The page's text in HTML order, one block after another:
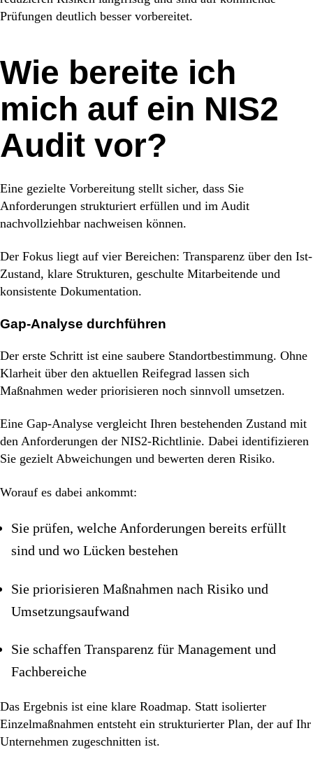
Prüfungen deutlich besser vorbereitet.
Wie bereite ich
mich auf ein NIS2
Audit vor?
Eine gezielte Vorbereitung stellt sicher, dass Sie
Anforderungen strukturiert erfüllen und im Audit
nachvollziehbar nachweisen können.
Der Fokus liegt auf vier Bereichen: Transparenz über den Ist-
Zustand, klare Strukturen, geschulte Mitarbeitende und
konsistente Dokumentation.
Gap-Analyse durchführen
Der erste Schritt ist eine saubere Standortbestimmung. Ohne
Klarheit über den aktuellen Reifegrad lassen sich
Maßnahmen weder priorisieren noch sinnvoll umsetzen.
Eine Gap-Analyse vergleicht Ihren bestehenden Zustand mit
den Anforderungen der NIS2-Richtlinie. Dabei identifizieren
Sie gezielt Abweichungen und bewerten deren Risiko.
Worauf es dabei ankommt:
Sie prüfen, welche Anforderungen bereits erfüllt
sind und wo Lücken bestehen
Sie priorisieren Maßnahmen nach Risiko und
Umsetzungsaufwand
Sie schaffen Transparenz für Management und
Fachbereiche
Das Ergebnis ist eine klare Roadmap. Statt isolierter
Einzelmaßnahmen entsteht ein strukturierter Plan, der auf Ihr
Unternehmen zugeschnitten ist.